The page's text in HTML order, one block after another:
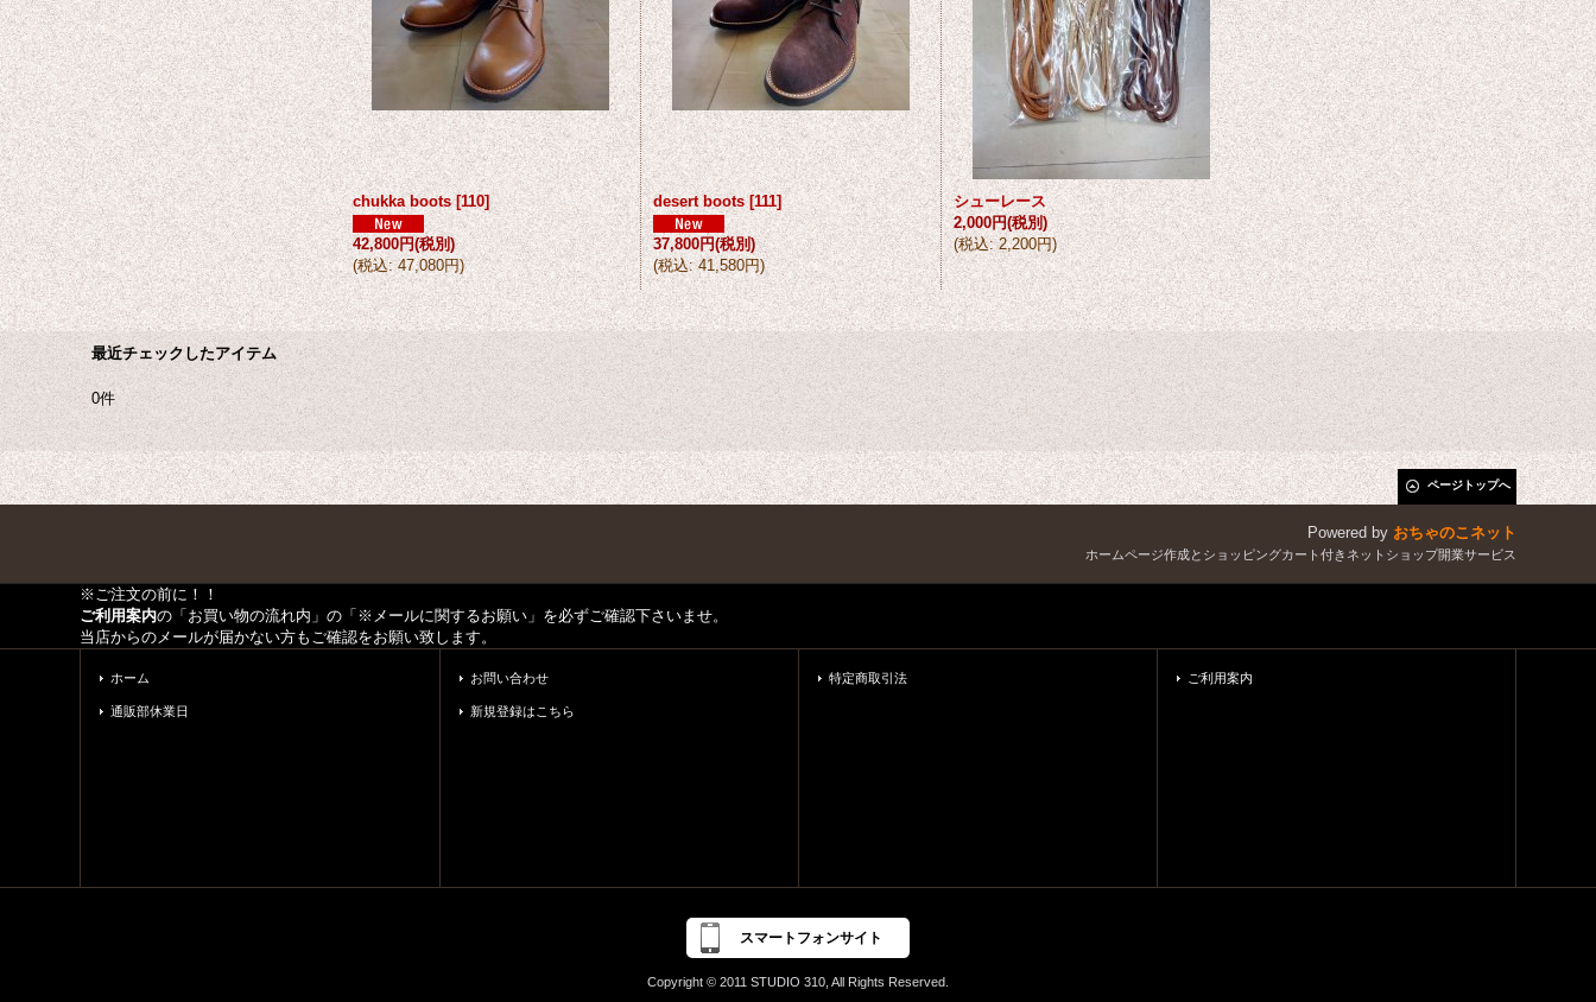
chukka boots [110]
42,800円(税別)
(税込: 47,080円)
desert boots [111]
37,800円(税別)
(税込: 41,580円)
シューレース
2,000円(税別)
(税込: 2,200円)
最近チェックしたアイテム
0件
ページトップへ
Powered by おちゃのこネット
ホームページ作成とショッピングカート付きネットショップ開業サービス
※ご注文の前に！！
ご利用案内の「お買い物の流れ内」の「※メールに関するお願い」を必ずご確認下さいませ。
当店からのメールが届かない方もご確認をお願い致します。
ホーム
通販部休業日
お問い合わせ
新規登録はこちら
特定商取引法 ご利用案内
スマートフォンサイト
Copyright © 2011 STUDIO 310, All Rights Reserved.